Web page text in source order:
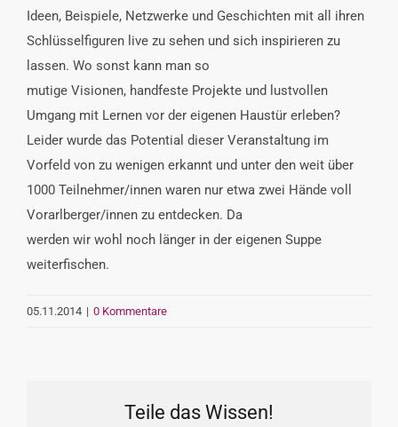
Ideen, Beispiele, Netzwerke und Geschichten mit all ihren
Schlüsselfiguren live zu sehen und sich inspirieren zu
lassen. Wo sonst kann man so
mutige Visionen, handfeste Projekte und lustvollen
Umgang mit Lernen vor der eigenen Haustür erleben?
Leider wurde das Potential dieser Veranstaltung im
Vorfeld von zu wenigen erkannt und unter den weit über
1000 Teilnehmer/innen waren nur etwa zwei Hände voll
Vorarlberger/innen zu entdecken. Da
werden wir wohl noch länger in der eigenen Suppe
weiterfischen.
05.11.2014 | 0 Kommentare
Teile das Wissen!